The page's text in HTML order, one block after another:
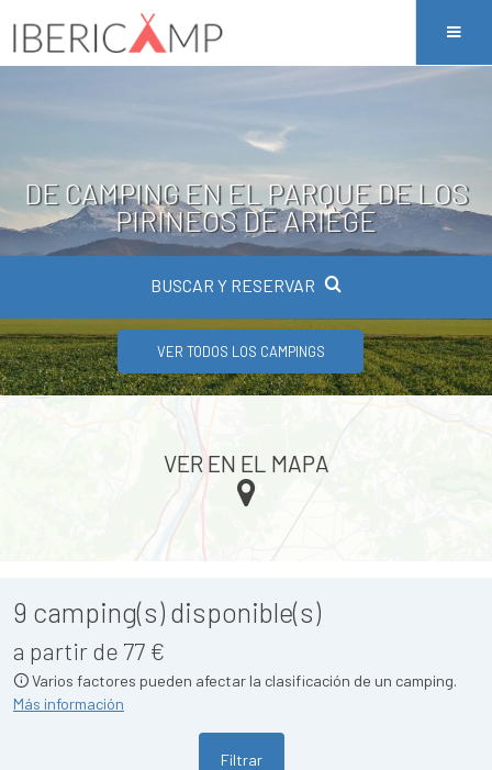
DE CAMPING EN EL PARQUE DE LOS
PIRINEOS DE ARIÈGE
BUSCAR Y RESERVAR
VER TODOS LOS CAMPINGS
9 camping(s) disponible(s)
a partir de 77 €
Varios factores pueden afectar la clasificación de un camping.
Más información
Filtrar
VER EN EL MAPA